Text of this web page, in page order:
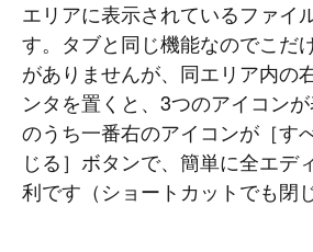
エリアに表示されているファイ
す。タブと同じ機能なのでこだ
がありませんが、同エリア内の
ンタを置くと、3つのアイコン
のうち一番右のアイコンが［す
じる］ボタンで、簡単に全エデ
利です（ショートカットでも閉